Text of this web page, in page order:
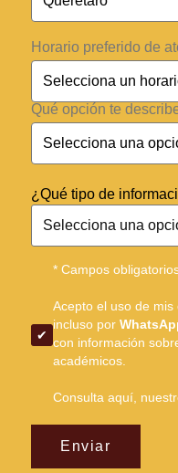
Horario preferido de
Qué opción te
¿Qué tipo de
* Campos
Acepto el uso de mis
incluso por
con información
académicos.
Consulta aquí,
Enviar